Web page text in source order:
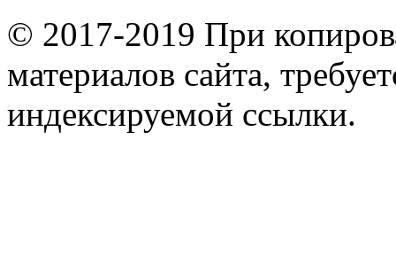
© 2017-2019 При
материалов сайта,
индексируемой ссылки.